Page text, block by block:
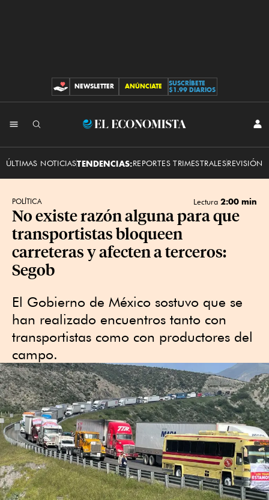
CONTRIBUCIONES
NEWSLETTER ANÚNCIATE
SUSCRÍBETE
$1.99 DIARIOS
El
ÚLTIMAS NOTICIASTENDENCIAS:REPORTES TRIMESTRALESREVISIÓN
POLÍTICA Lectura 2:00 min
No existe razón alguna para que
transportistas bloqueen
carreteras y afecten a terceros:
Segob
El Gobierno de México sostuvo que se
han realizado encuentros tanto con
transportistas como con productores del
campo.